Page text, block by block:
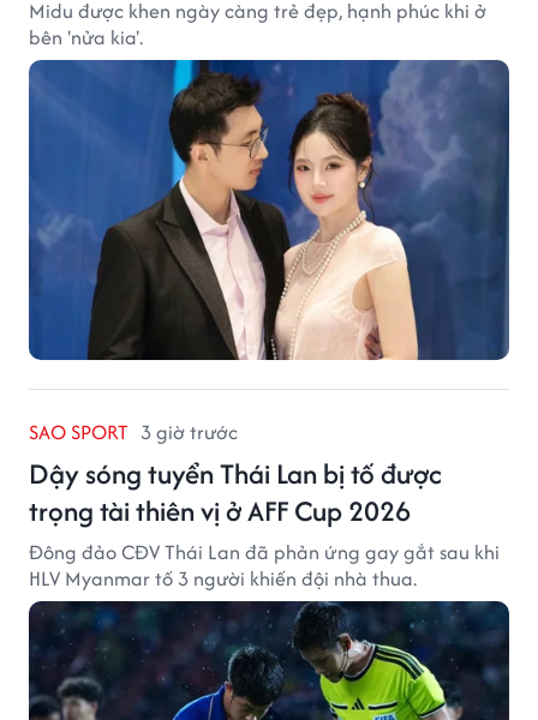
Midu được khen ngày càng trẻ đẹp, hạnh phúc khi ở
bên 'nửa kia'.
SAO SPORT 3 giờ trước
Dậy sóng tuyển Thái Lan bị tố được
trọng tài thiên vị ở AFF Cup 2026
Đông đảo CĐV Thái Lan đã phản ứng gay gắt sau khi
HLV Myanmar tố 3 người khiến đội nhà thua.